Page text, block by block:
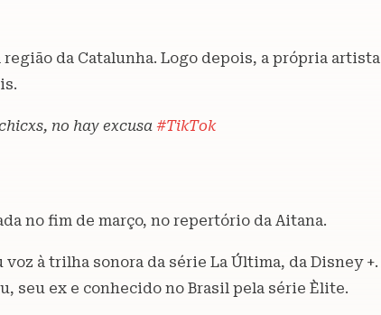
da Catalunha. Logo depois, a própria artista
no hay excusa #TikTok
no fim de março, no repertório da Aitana.
à trilha sonora da série La Última, da Disney +.
seu ex e conhecido no Brasil pela série Èlite.